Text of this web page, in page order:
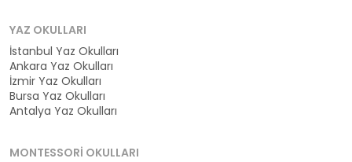
YAZ OKULLARI
İstanbul Yaz Okulları
Ankara Yaz Okulları
İzmir Yaz Okulları
Bursa Yaz Okulları
Antalya Yaz Okulları
MONTESSORI OKULLARI